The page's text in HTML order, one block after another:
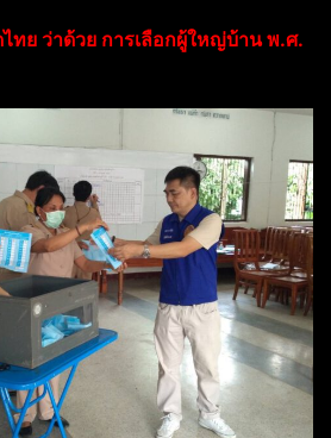
ทย ว่าด้วย การเลือกผู้ใหญ่บ้าน พ.ศ.